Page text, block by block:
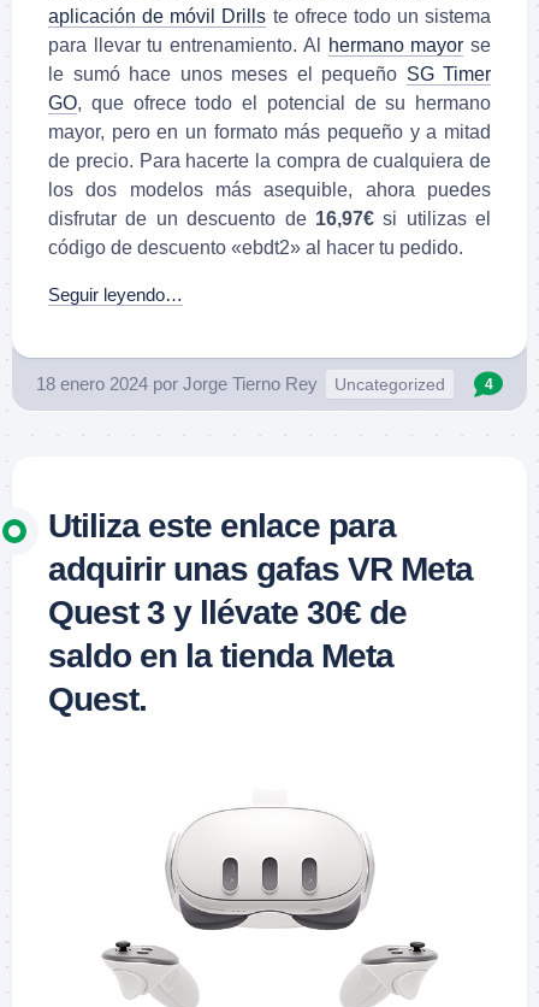
aplicación de móvil Drills te ofrece todo un sistema
para llevar tu entrenamiento. Al
hermano mayor se
le sumó hace unos meses el pequeño SG Timer
GO, que ofrece todo el potencial de su hermano
mayor, pero en un formato más pequeño y a mitad
de precio. Para hacerte la compra de cualquiera de
los dos modelos más asequible, ahora puedes
disfrutar de un descuento de 16,97€si utilizas el
código de descuento «ebdt2» al hacer tu pedido.
Seguir leyendo…
18 enero 2024 por Jorge Tierno Rey Uncategorized 4
Utiliza este enlace para
adquirir unas gafas VR Meta
Quest 3 y llévate 30€ de
saldo en la tienda Meta
Quest.